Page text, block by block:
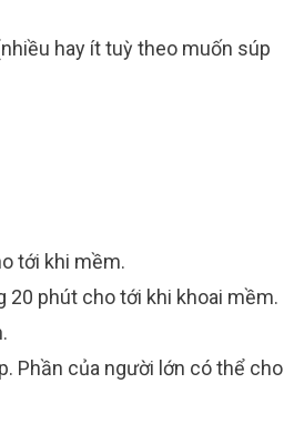
hay ít tuỳ theo muốn súp
tới khi mềm.
20 phút cho tới khi khoai mềm.
Phần của người lớn có thể cho